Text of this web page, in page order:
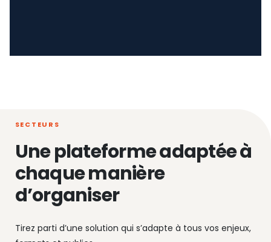
SECTEURS
Une plateforme adaptée à
chaque manière
d’organiser
Tirez parti d’une solution qui s’adapte à tous vos enjeux,